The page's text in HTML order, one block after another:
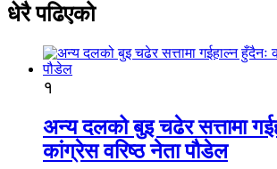
धेरै पढिएको
१
अन्य दलको बुइ चढेर सत्तामा
कांग्रेस वरिष्ठ नेता पौडेल